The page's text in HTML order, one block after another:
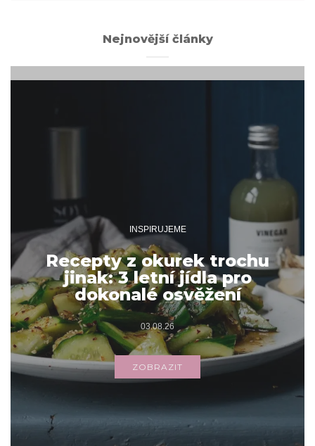
Nejnovější články
INSPIRUJEME
Recepty z okurek trochu
jinak: 3 letní jídla pro
dokonalé osvěžení
03.08.26
ZOBRAZIT
Archivy